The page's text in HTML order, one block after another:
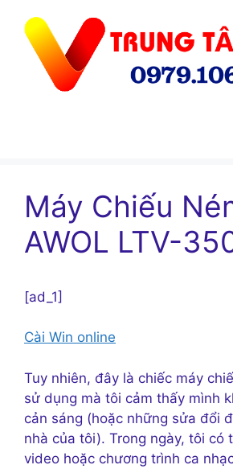
Máy Chiếu
AWOL LTV-
[ad_1]
Cài Win online
Tuy nhiên, đây là chiếc máy
sử dụng mà tôi cảm thấy mình
cản sáng (hoặc những sửa đổi
nhà của tôi). Trong ngày, tôi có
video hoặc chương trình ca